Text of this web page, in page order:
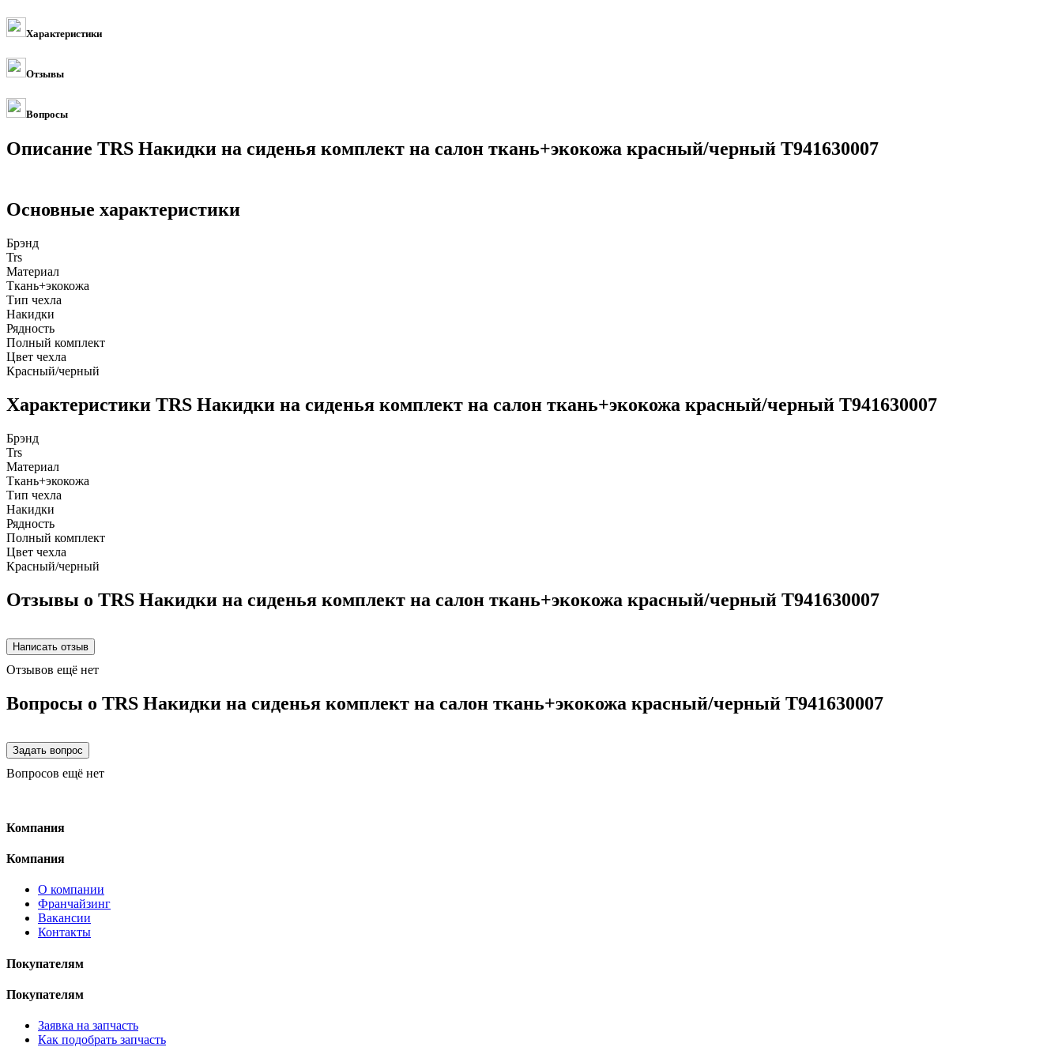
Характеристики
Отзывы
Вопросы
Описание TRS Накидки на сиденья комплект на салон ткань+экокожа красный/черный T941630007
Основные характеристики
Брэнд
Trs
Материал
Ткань+экокожа
Тип чехла
Накидки
Рядность
Полный комплект
Цвет чехла
Красный/черный
Характеристики TRS Накидки на сиденья комплект на салон ткань+экокожа красный/черный T941630007
Брэнд
Trs
Материал
Ткань+экокожа
Тип чехла
Накидки
Рядность
Полный комплект
Цвет чехла
Красный/черный
Отзывы о TRS Накидки на сиденья комплект на салон ткань+экокожа красный/черный T941630007
Отзывов ещё нет
Вопросы о TRS Накидки на сиденья комплект на салон ткань+экокожа красный/черный T941630007
Вопросов ещё нет
Компания
Компания
О компании
Франчайзинг
Вакансии
Контакты
Покупателям
Покупателям
Заявка на запчасть
Как подобрать запчасть